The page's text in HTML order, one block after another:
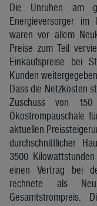
Die Unruhen am
Energieversorger
waren vor allem
Preise zum Teil
Einkaufspreise bei
Kunden weitergegeben.
Dass die Netzkosten
Zuschuss von
Ökostrompauschale
aktuellen
durchschnittlicher
3500
einen Vertrag bei
rechnete als
Gesamtstrompreis.